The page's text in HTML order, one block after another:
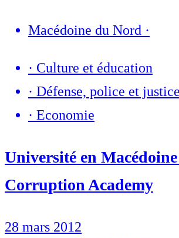
Macédoine du Nord ·
· Culture et éducation
· Défense, police et justice
· Economie
Université en
Corruption Academy
28 mars 2012